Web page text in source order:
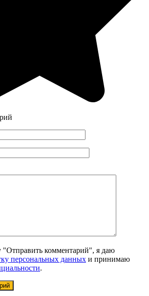
комментарий", я даю
персональных данных и принимаю
.